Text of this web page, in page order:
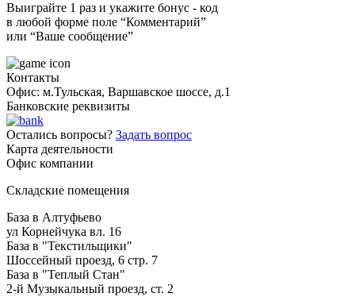
Выиграйте 1 раз и укажите бонус - код
в любой форме поле “Комментарий”
или “Ваше сообщение”
Контакты
Офис: м.Тульская, Варшавское шоссе, д.1
Банковские реквизиты
Остались вопросы? Задать вопрос
Карта деятельности
Офис компании
Складские помещения
База в Алтуфьево
ул Корнейчука вл. 16
База в "Текстильщики"
Шоссейный проезд, 6 стр. 7
База в "Теплый Стан"
2-й Музыкальный проезд, ст. 2